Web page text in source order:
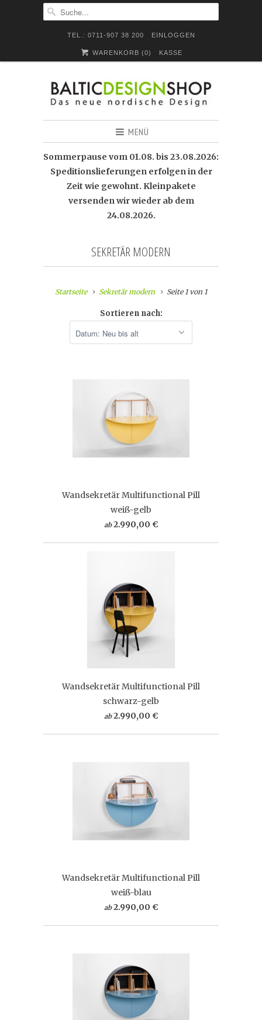
TEL.: 0711-907 38 200 EINLOGGEN
WARENKORB (0) KASSE
MENÜ
Sommerpause vom 01.08. bis 23.08.2026:
Speditionslieferungen erfolgen in der
Zeit wie gewohnt. Kleinpakete
versenden wir wieder ab dem
24.08.2026.
SEKRETÄR MODERN
Startseite Sekretär modern Seite 1 von 1
Sortieren nach:
Wandsekretär Multifunctional Pill
weiß-gelb
ab 2.990,00 €
Wandsekretär Multifunctional Pill
schwarz-gelb
ab 2.990,00 €
Wandsekretär Multifunctional Pill
weiß-blau
ab 2.990,00 €